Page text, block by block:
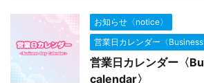
お知らせ〈notice〉
営業日カレンダー〈
営業日カレンダー〈
calendar〉